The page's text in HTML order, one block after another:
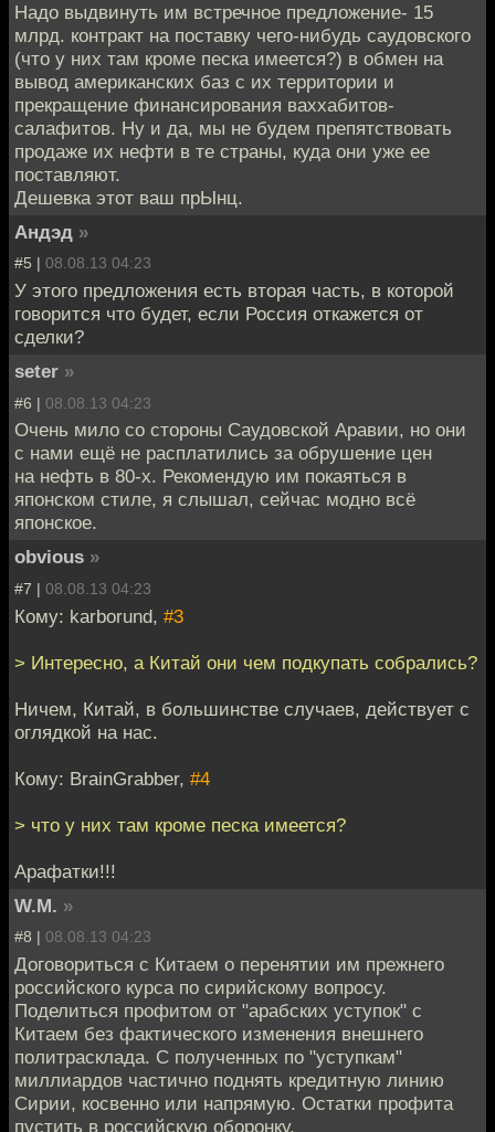
Надо выдвинуть им встречное предложение- 15
млрд. контракт на поставку чего-нибудь саудовского
(что у них там кроме песка имеется?) в обмен на
вывод американских баз с их территории и
прекращение финансирования ваххабитов-
салафитов. Ну и да, мы не будем препятствовать
продаже их нефти в те страны, куда они уже ее
поставляют.
Дешевка этот ваш прЫнц.
Андэд »
#5 | 08.08.13 04:23
У этого предложения есть вторая часть, в которой
говорится что будет, если Россия откажется от
сделки?
seter »
#6 | 08.08.13 04:23
Очень мило со стороны Саудовской Аравии, но они
с нами ещё не расплатились за обрушение цен
на нефть в 80-х. Рекомендую им покаяться в
японском стиле, я слышал, сейчас модно всё
японское.
obvious »
#7 | 08.08.13 04:23
Кому: karborund, #3
> Интересно, а Китай они чем подкупать собрались?
Ничем, Китай, в большинстве случаев, действует с
оглядкой на нас.
Кому: BrainGrabber, #4
> что у них там кроме песка имеется?
Арафатки!!!
W.M. »
#8 | 08.08.13 04:23
Договориться с Китаем о перенятии им прежнего
российского курса по сирийскому вопросу.
Поделиться профитом от "арабских уступок" с
Китаем без фактического изменения внешнего
политрасклада. С полученных по "уступкам"
миллиардов частично поднять кредитную линию
Сирии, косвенно или напрямую. Остатки профита
пустить в российскую оборонку.